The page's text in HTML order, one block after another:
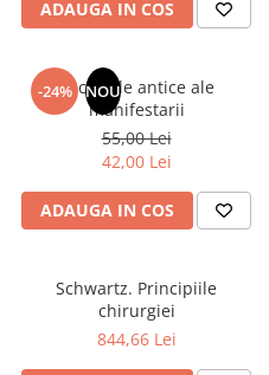
ADAUGA IN COS
-24% NOU
Secretele antice ale
manifestarii
55,00 Lei
42,00 Lei
ADAUGA IN COS
Schwartz. Principiile
chirurgiei
844,66 Lei